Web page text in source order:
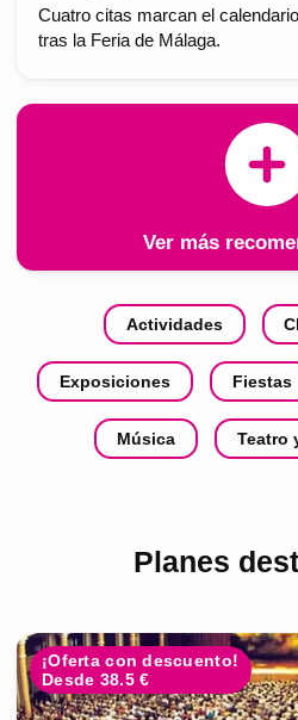
Cuatro citas marcan el
tras la Feria de Málaga.
Ver más
Actividades
Exposiciones Fiestas
Música Teatro
Planes
¡Oferta con descuento!
Desde 38.5 €